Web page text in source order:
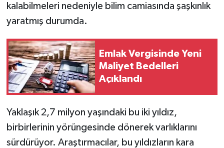
kalabilmeleri nedeniyle bilim camiasında şaşkınlık
yaratmış durumda.
Emlak Vergisinde Yeni
Maliyet Bedelleri
Açıklandı
Yaklaşık 2,7 milyon yaşındaki bu iki yıldız,
birbirlerinin yörüngesinde dönerek varlıklarını
sürdürüyor. Araştırmacılar, bu yıldızların kara